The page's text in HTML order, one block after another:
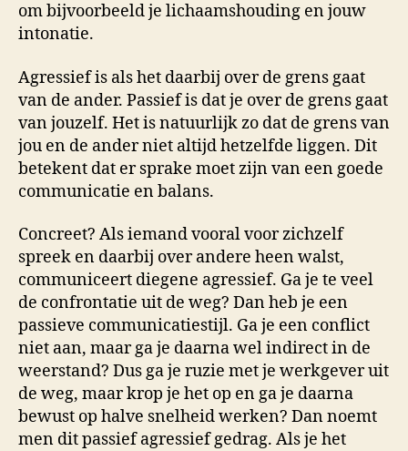
om bijvoorbeeld je lichaamshouding en jouw
intonatie.
Agressief is als het daarbij over de grens gaat
van de ander. Passief is dat je over de grens gaat
van jouzelf. Het is natuurlijk zo dat de grens van
jou en de ander niet altijd hetzelfde liggen. Dit
betekent dat er sprake moet zijn van een goede
communicatie en balans.
Concreet? Als iemand vooral voor zichzelf
spreek en daarbij over andere heen walst,
communiceert diegene agressief. Ga je te veel
de confrontatie uit de weg? Dan heb je een
passieve communicatiestijl. Ga je een conflict
niet aan, maar ga je daarna wel indirect in de
weerstand? Dus ga je ruzie met je werkgever uit
de weg, maar krop je het op en ga je daarna
bewust op halve snelheid werken? Dan noemt
men dit passief agressief gedrag. Als je het